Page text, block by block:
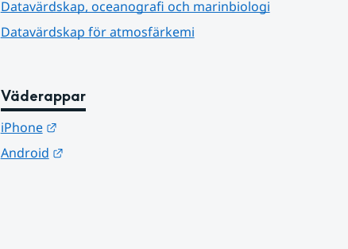
Datavärdskap, oceanografi och marinbiologi
Datavärdskap för atmosfärkemi
Väderappar
iPhone
Länk till annan webbplats.
Android
Länk till annan webbplats.